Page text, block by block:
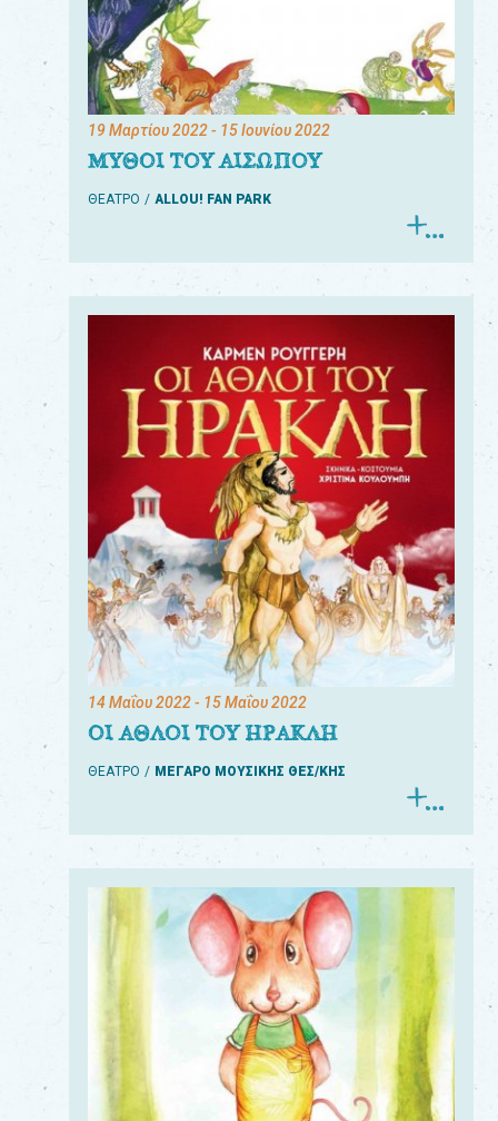
19 Μαρτίου 2022- 15 Ιουνίου 2022
ΜΥΘΟΙ ΤΟΥ ΑΙΣΩΠΟΥ
ΘΕΑΤΡΟ ALLOU! FAN PARK
14 Μαΐου 2022- 15 Μαΐου 2022
ΟΙ ΑΘΛΟΙ ΤΟΥ ΗΡΑΚΛΗ
ΘΕΑΤΡΟ ΜΕΓΑΡΟ ΜΟΥΣΙΚΗΣ ΘΕΣ/ΚΗΣ